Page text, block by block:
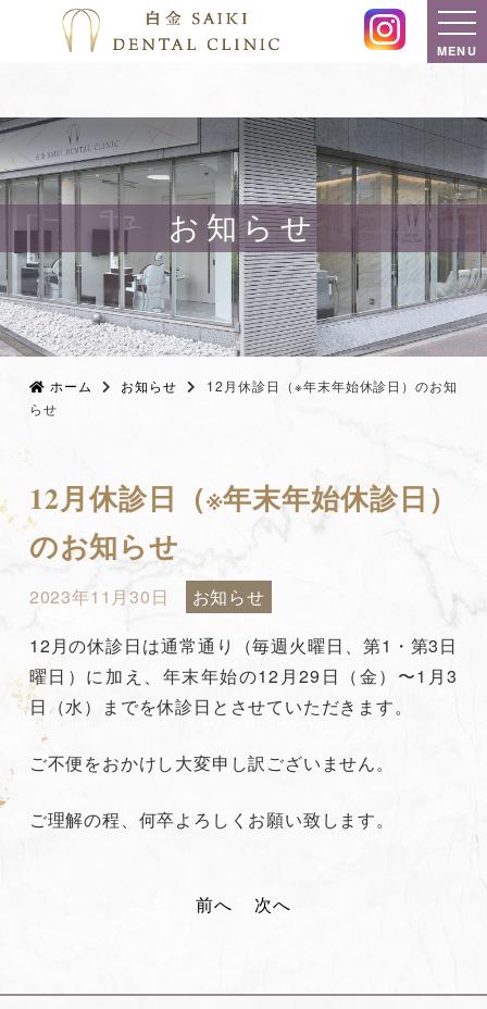
MENU
お知らせ
ホーム お知らせ
12月休診日（※年末年始休診日）のお知
らせ
12月休診日（※年末年始休診日）
のお知らせ
2023年11月30日
お知らせ
12月の休診日は通常通り（毎週火曜日、第1・第3日
曜日）に加え、年末年始の12月29日（金）〜1月3
日（水）までを休診日とさせていただきます。
ご不便をおかけし大変申し訳ございません。
ご理解の程、何卒よろしくお願い致します。
前へ 次へ